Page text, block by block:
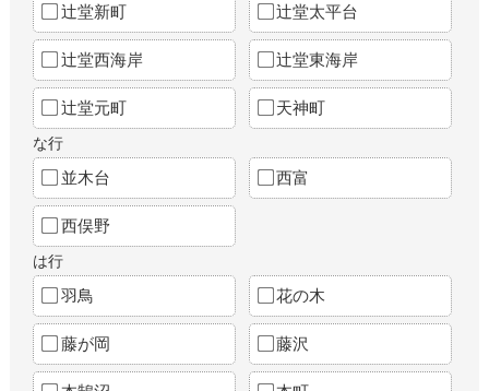
辻堂新町 辻堂太平台
辻堂西海岸 辻堂東海岸
辻堂元町 天神町
な行
並木台 西富
西俣野
は行
羽鳥 花の木
藤が岡 藤沢